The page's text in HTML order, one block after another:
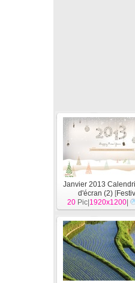
Janvier 2013
d'écran (2) [
20 Pic| 1920x1200